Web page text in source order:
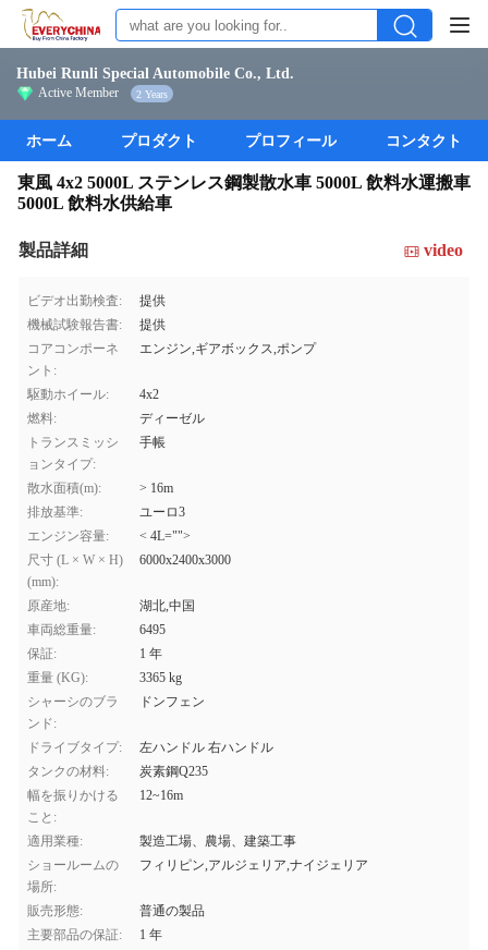
Hubei Runli Special Automobile Co., Ltd.
Active Member 2 Years
ホーム プロダクト プロフィール コンタクト
東風 4x2 5000L ステンレス鋼製散水車 5000L 飲料水運搬車
5000L 飲料水供給車
製品詳細 video
ビデオ出勤検査:
提供
機械試験報告書:
提供
コアコンポーネ
ント:
エンジン,ギアボックス,ポンプ
駆動ホイール:
4x2
燃料:
ディーゼル
トランスミッシ
ョンタイプ:
手帳
散水面積(m):
> 16m
排放基準:
ユーロ3
エンジン容量:
< 4L="">
尺寸 (L × W × H)
(mm):
6000x2400x3000
原産地:
湖北,中国
車両総重量:
6495
保証:
1 年
重量 (KG):
3365 kg
シャーシのブラ
ンド:
ドンフェン
ドライブタイプ:
左ハンドル 右ハンドル
タンクの材料:
炭素鋼Q235
幅を振りかける
こと:
12~16m
適用業種:
製造工場、農場、建築工事
ショールームの
場所:
フィリピン,アルジェリア,ナイジェリア
販売形態:
普通の製品
主要部品の保証:
1 年